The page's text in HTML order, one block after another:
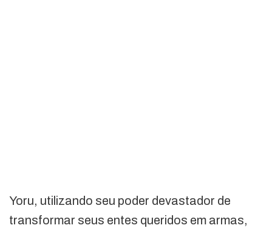
Yoru, utilizando seu poder devastador de
transformar seus entes queridos em armas,